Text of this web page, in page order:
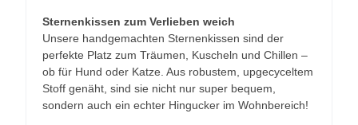
Sternenkissen zum Verlieben weich
Unsere handgemachten Sternenkissen sind der
perfekte Platz zum Träumen, Kuscheln und Chillen –
ob für Hund oder Katze. Aus robustem, upgecyceltem
Stoff genäht, sind sie nicht nur super bequem,
sondern auch ein echter Hingucker im Wohnbereich!